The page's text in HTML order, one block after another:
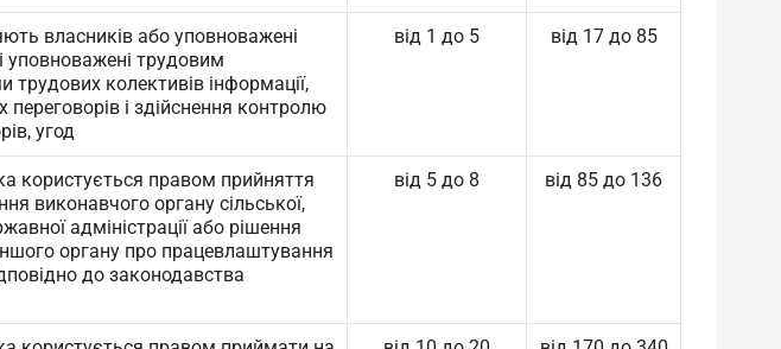
власників або уповноважені
уповноважені трудовим
колективів інформації,
і здійснення контролю
угод
від 1 до 5 від 17 до 85
користується правом прийняття
виконавчого органу сільської,
адміністрації або рішення
органу про працевлаштування
до законодавства
від 5 до 8 від 85 до 136